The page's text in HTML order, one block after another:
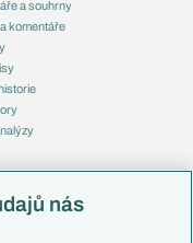
a souhrny
komentáře
nás